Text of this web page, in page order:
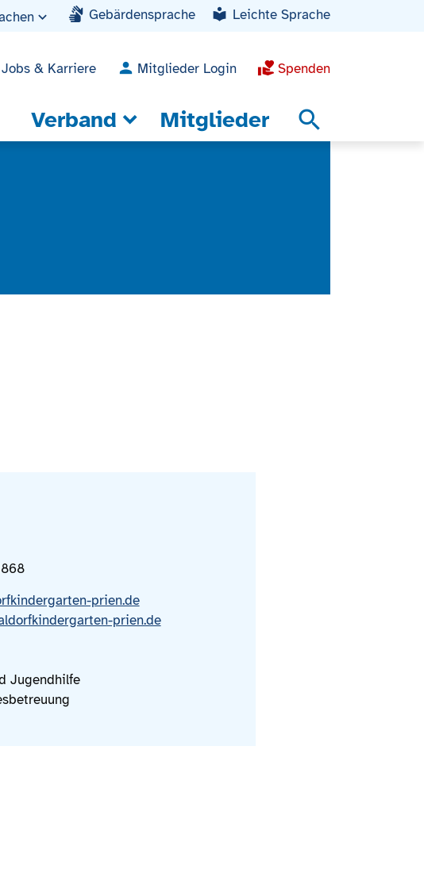
Gebärdensprache Leichte Sprache
Jobs & Karriere Mitglieder Login Spenden
Verband Mitglieder search
prien.de
prien.de
Jugendhilfe